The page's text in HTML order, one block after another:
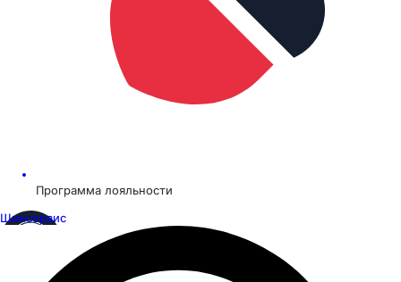
Программа лояльности
Шинсервис